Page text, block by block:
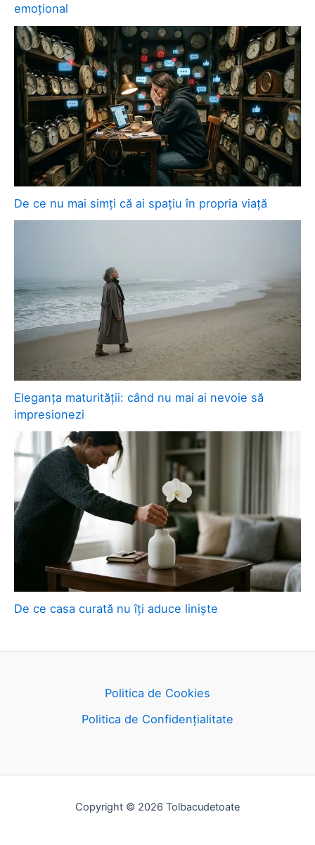
emoțional
De ce nu mai simți că ai spațiu în propria viață
Eleganța maturității: când nu mai ai nevoie să
impresionezi
De ce casa curată nu îți aduce liniște
Politica de Cookies
Politica de Confidențialitate
Copyright © 2026 Tolbacudetoate